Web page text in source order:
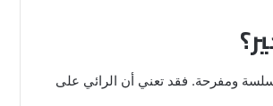
سلسة ومفرحة. فقد تعني أن الرائي على